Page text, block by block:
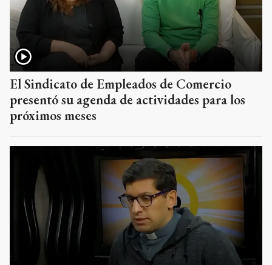
El Sindicato de Empleados de Comercio
presentó su agenda de actividades para los
próximos meses